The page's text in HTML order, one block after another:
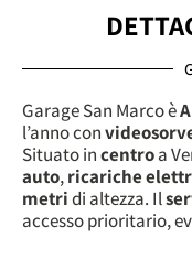
Garage San Marco è
l’anno con
Situato incentroa
auto,ricariche
metridi altezza. Il
accesso prioritario,